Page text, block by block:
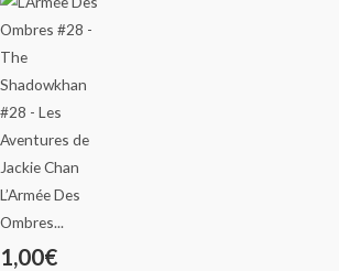
L’Armée Des
Ombres...
1,00€